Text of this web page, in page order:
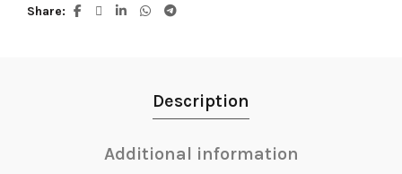
Share
Description
Additional information